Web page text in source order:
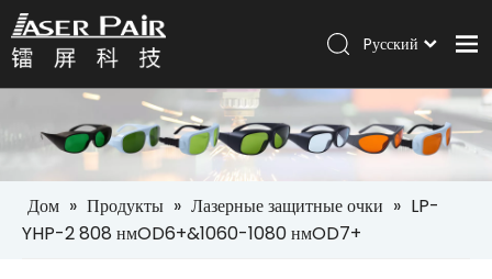
Продукты
Решения
Компания
Pусский
Português
Español
English
Дом » Продукты » Лазерные защитные очки » LP-
YHP-2 808 нмOD6+&1060-1080 нмOD7+